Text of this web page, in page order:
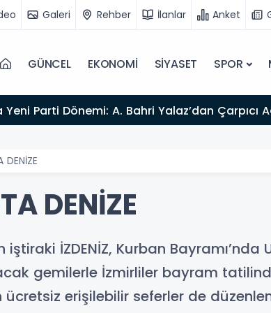
Galeri Rehber İlanlar Anket
GÜNCEL EKONOMİ SİYASET SPOR
Yeni Parti Dönemi: A. Bahri Yalaz’dan Çarpıcı
DENİZE
DENİZE
iştiraki İZDENİZ, Kurban
gemilerle İzmirliler bayram
erişilebilir seferler de